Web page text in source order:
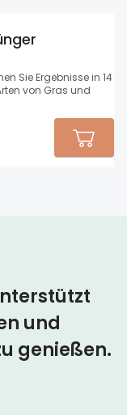
Sie Ergebnisse in 14
von Gras und
und
genießen.